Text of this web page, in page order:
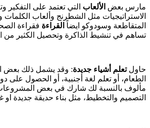
مارس بعض الألعاب التي تعتمد على التفكير
الاستراتيجيات مثل الشطرنج وألعاب الكلمات
المتقاطعة وسودوكو ايضاً القراءة فقراءة
تساهم في تنشيط الذاكرة وتحصيل الكثير من
حاولتعلم أشياء جديدة: وقد يشمل ذلك بعض
الطعام، أو تعلم لغة أجنبية، أو الحصول على
مألوف بالنسبة لك شارك في بعض
التصميم والتخطيط، مثل بناء حديقة جديدة او